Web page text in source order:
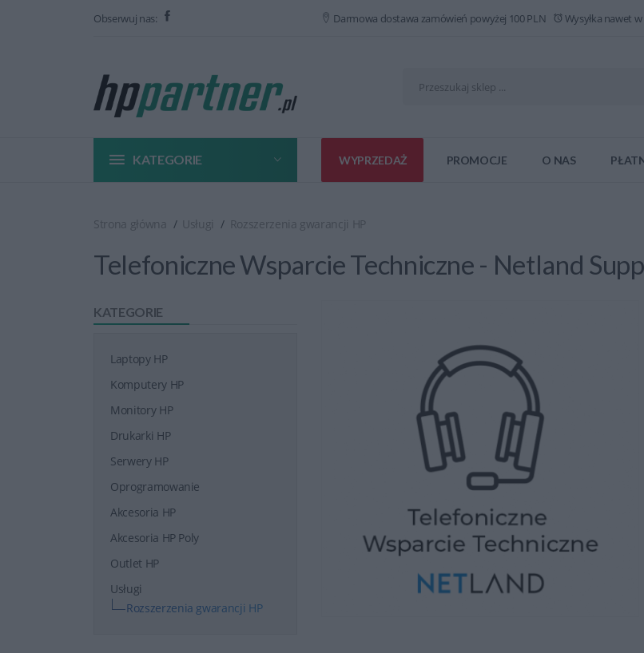
Obserwuj nas: Darmowa dostawa zamówień powyżej 100 PLN Wysyłka nawet w
KATEGORIE WYPRZEDAŻ PROMOCJE O NAS
Strona główna Usługi Rozszerzenia gwarancji HP
Telefoniczne Wsparcie Techniczne - Netland
KATEGORIE
Laptopy HP
Komputery HP
Monitory HP
Drukarki HP
Serwery HP
Oprogramowanie
Akcesoria HP
Akcesoria HP Poly
Outlet HP
Usługi
Rozszerzenia gwarancji HP